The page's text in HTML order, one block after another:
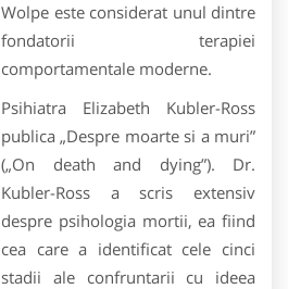
Wolpe este considerat unul dintre
fondatorii terapiei
comportamentale moderne.
Psihiatra Elizabeth Kubler-Ross
publica „Despre moarte si a muri”
(„On death and dying”). Dr.
Kubler-Ross a scris extensiv
despre psihologia mortii, ea fiind
cea care a identificat cele cinci
stadii ale confruntarii cu ideea